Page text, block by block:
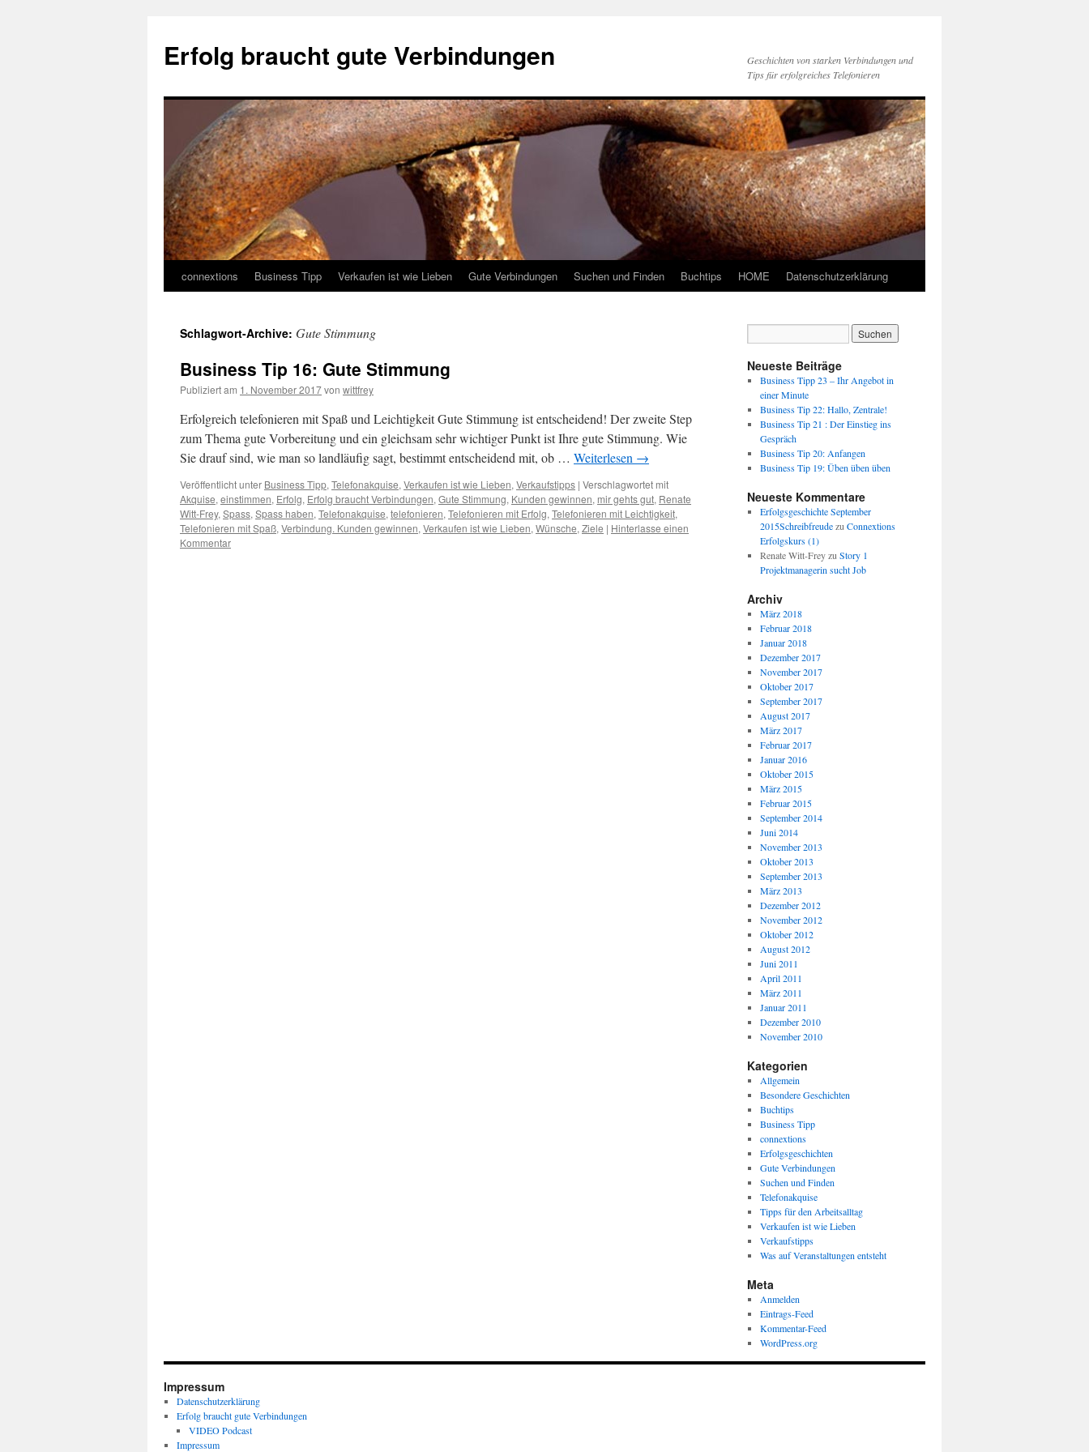
Erfolg braucht gute Verbindungen
Geschichten von starken Verbindungen und
Tips für erfolgreiches Telefonieren
Springe
Inhalt
connextions Business Tipp Verkaufen ist wie Lieben Gute Verbindungen Suchen und Finden Buchtips HOME Datenschutzerklärung
Schlagwort-Archive: Gute Stimmung
Business Tip 16: Gute Stimmung
Publiziert am 1. November 2017von wittfrey
Erfolgreich telefonieren mit Spaß und Leichtigkeit Gute Stimmung ist entscheidend! Der zweite Step
zum Thema gute Vorbereitung und ein gleichsam sehr wichtiger Punkt ist Ihre gute Stimmung. Wie
Sie drauf sind, wie man so landläufig sagt, bestimmt entscheidend mit, ob … Weiterlesen →
Veröffentlicht unter Business Tipp, Telefonakquise, Verkaufen ist wie Lieben, Verkaufstipps | Verschlagwortet mit
Akquise, einstimmen, Erfolg, Erfolg braucht Verbindungen, Gute Stimmung, Kunden gewinnen, mir gehts gut, Renate
Witt-Frey, Spass, Spass haben, Telefonakquise, telefonieren, Telefonieren mit Erfolg, Telefonieren mit Leichtigkeit,
Telefonieren mit Spaß, Verbindung. Kunden gewinnen, Verkaufen ist wie Lieben, Wünsche, Ziele | Hinterlasse einen
Kommentar
Neueste Beiträge
Business Tipp 23 – Ihr Angebot in
einer Minute
Business Tip 22: Hallo, Zentrale!
Business Tip 21 : Der Einstieg ins
Gespräch
Business Tip 20: Anfangen
Business Tip 19: Üben üben üben
Neueste Kommentare
Erfolgsgeschichte September
2015Schreibfreudezu Connextions
Erfolgskurs (1)
Renate Witt-Freyzu Story 1
Projektmanagerin sucht Job
Archiv
März 2018
Februar 2018
Januar 2018
Dezember 2017
November 2017
Oktober 2017
September 2017
August 2017
März 2017
Februar 2017
Januar 2016
Oktober 2015
März 2015
Februar 2015
September 2014
Juni 2014
November 2013
Oktober 2013
September 2013
März 2013
Dezember 2012
November 2012
Oktober 2012
August 2012
Juni 2011
April 2011
März 2011
Januar 2011
Dezember 2010
November 2010
Kategorien
Allgemein
Besondere Geschichten
Buchtips
Business Tipp
connextions
Erfolgsgeschichten
Gute Verbindungen
Suchen und Finden
Telefonakquise
Tipps für den Arbeitsalltag
Verkaufen ist wie Lieben
Verkaufstipps
Was auf Veranstaltungen entsteht
Meta
Anmelden
Eintrags-Feed
Kommentar-Feed
WordPress.org
Impressum
Datenschutzerklärung
Erfolg braucht gute Verbindungen
VIDEO Podcast
Impressum